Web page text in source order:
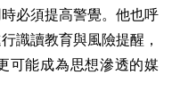
必須提高警覺。他也呼
識讀教育與風險提醒，
可能成為思想滲透的媒